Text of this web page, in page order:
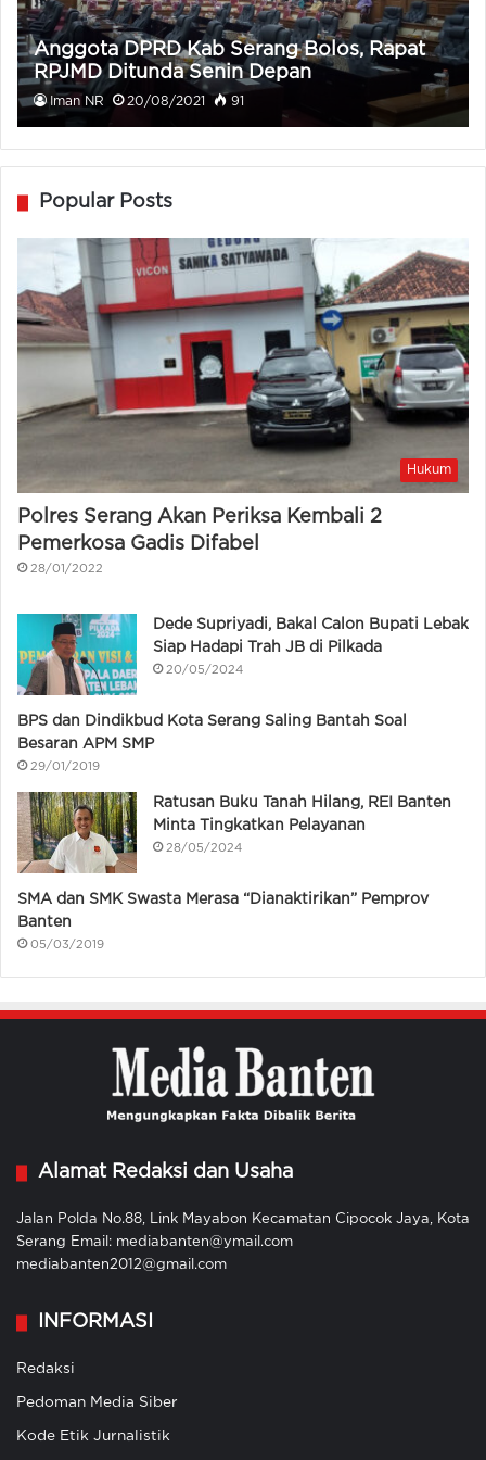
Anggota DPRD Kab Serang Bolos, Rapat
RPJMD Ditunda Senin Depan
Iman NR 20/08/2021 91
Popular Posts
Hukum
Polres Serang Akan Periksa Kembali 2
Pemerkosa Gadis Difabel
28/01/2022
Dede Supriyadi, Bakal Calon Bupati Lebak
Siap Hadapi Trah JB di Pilkada
20/05/2024
BPS dan Dindikbud Kota Serang Saling Bantah Soal
Besaran APM SMP
29/01/2019
Ratusan Buku Tanah Hilang, REI Banten
Minta Tingkatkan Pelayanan
28/05/2024
SMA dan SMK Swasta Merasa “Dianaktirikan” Pemprov
Banten
05/03/2019
Alamat Redaksi dan Usaha
Jalan Polda No.88, Link Mayabon Kecamatan Cipocok Jaya, Kota
Serang Email: mediabanten@ymail.com
mediabanten2012@gmail.com
INFORMASI
Redaksi
Pedoman Media Siber
Kode Etik Jurnalistik